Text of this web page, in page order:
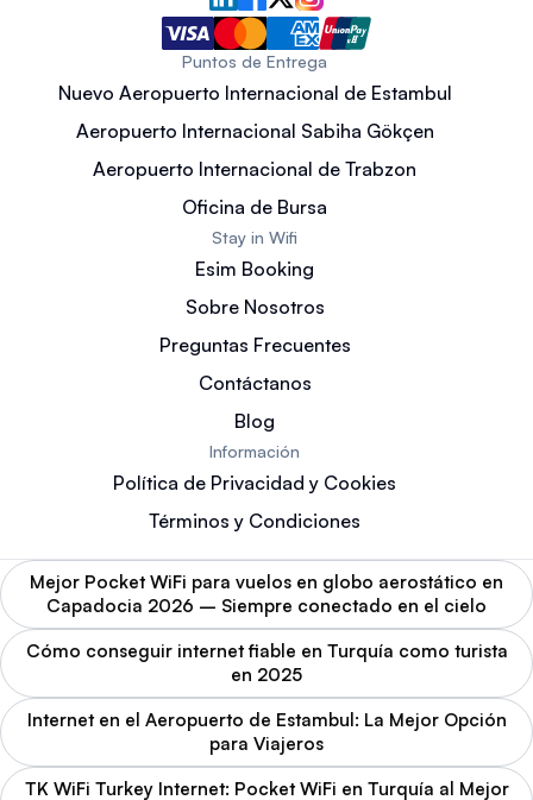
Puntos de Entrega
Nuevo Aeropuerto Internacional de Estambul
Aeropuerto Internacional Sabiha Gökçen
Aeropuerto Internacional de Trabzon
Oficina de Bursa
Stay in Wifi
Esim Booking
Sobre Nosotros
Preguntas Frecuentes
Contáctanos
Blog
Información
Política de Privacidad y Cookies
Términos y Condiciones
Mejor Pocket WiFi para vuelos en globo aerostático en
Capadocia 2026 – Siempre conectado en el cielo
Cómo conseguir internet fiable en Turquía como turista
en 2025
Internet en el Aeropuerto de Estambul: La Mejor Opción
para Viajeros
TK WiFi Turkey Internet: Pocket WiFi en Turquía al Mejor